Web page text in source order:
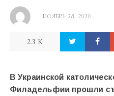
НОЯБРЬ 28, 2020
2.3 K
В Украинской
Филадельфии прошли